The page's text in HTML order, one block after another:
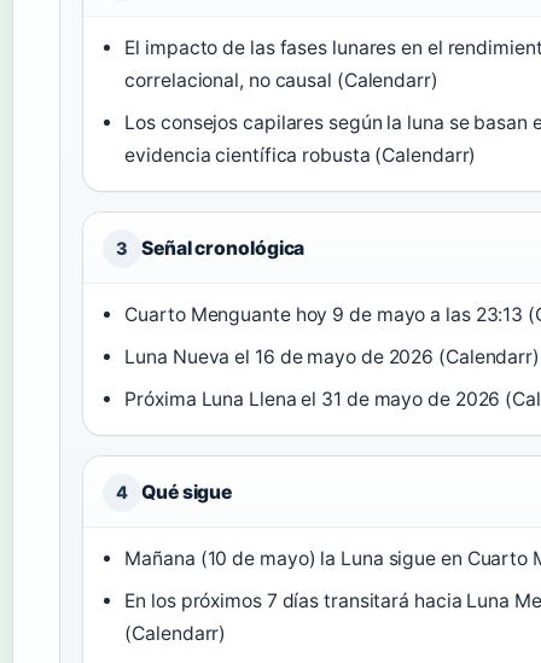
El impacto de las fases lunares en el
correlacional, no causal (Calendarr)
Los consejos capilares según la luna se basan
evidencia científica robusta (Calendarr)
3 Señal cronológica
Cuarto Menguante hoy 9 de mayo a las 23:13
Luna Nueva el 16 de mayo de 2026 (Calendarr)
Próxima Luna Llena el 31 de mayo de 2026
4 Qué sigue
Mañana (10 de mayo) la Luna sigue en Cuarto
En los próximos 7 días transitará hacia Luna
(Calendarr)